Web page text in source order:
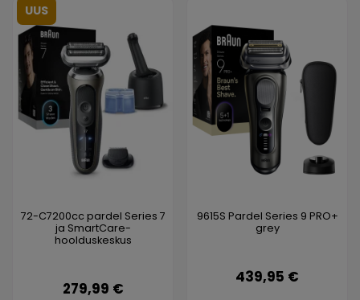
UUS
72-C7200cc pardel Series 7
ja SmartCare-
hoolduskeskus
279,99 €
9615S Pardel Series 9 PRO+
grey
439,95 €